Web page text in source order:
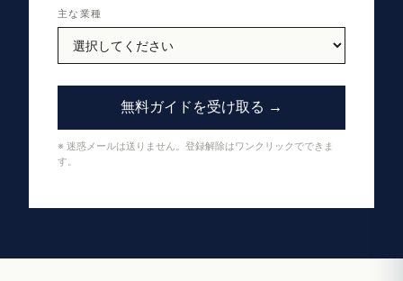
主な業種
無料ガイドを受け取る →
※ 迷惑メールは送りません。登録解除はワンクリックでできま
す。